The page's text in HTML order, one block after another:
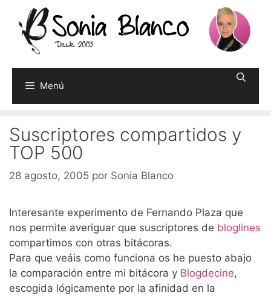
contenido
Menú
Suscriptores compartidos y
TOP 500
28 agosto, 2005 por Sonia Blanco
Interesante experimento de Fernando Plaza que
nos permite averiguar que suscriptores de bloglines
compartimos con otras bitácoras.
Para que veáis como funciona os he puesto abajo
la comparación entre mi bitácora y Blogdecine,
escogida lógicamente por la afinidad en la